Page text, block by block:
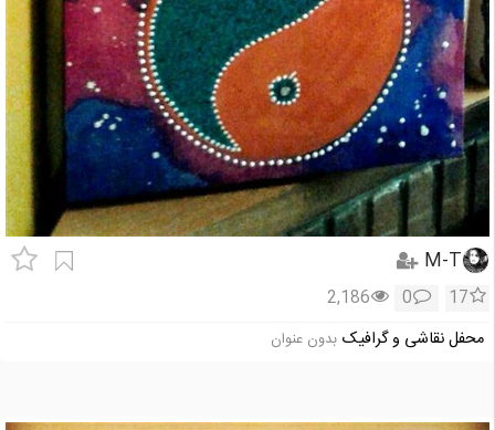
M-T
17
0
2,186
محفل نقاشی و گرافیک بدون عنوان